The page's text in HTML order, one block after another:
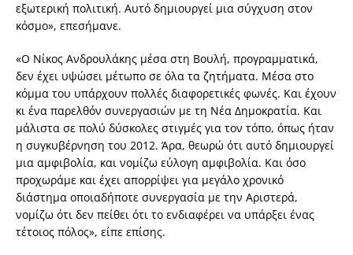
εξωτερική πολιτική. Αυτό δημιουργεί μια σύγχυση στον
κόσμο», επεσήμανε.
«Ο Νίκος Ανδρουλάκης μέσα στη Βουλή, προγραμματικά,
δεν έχει υψώσει μέτωπο σε όλα τα ζητήματα. Μέσα στο
κόμμα του υπάρχουν πολλές διαφορετικές φωνές. Και έχουν
κι ένα παρελθόν συνεργασιών με τη Νέα Δημοκρατία. Και
μάλιστα σε πολύ δύσκολες στιγμές για τον τόπο, όπως ήταν
η συγκυβέρνηση του 2012. Άρα, θεωρώ ότι αυτό δημιουργεί
μια αμφιβολία, και νομίζω εύλογη αμφιβολία. Και όσο
προχωράμε και έχει απορρίψει για μεγάλο χρονικό
διάστημα οποιαδήποτε συνεργασία με την Αριστερά,
νομίζω ότι δεν πείθει ότι το ενδιαφέρει να υπάρξει ένας
τέτοιος πόλος», είπε επίσης.